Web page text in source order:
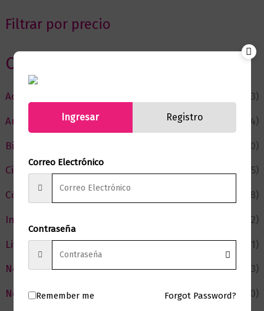
Filtrar por precio
Categorias
Actualidad
(53)
Autor del Mes
(4)
Bienestar
(230)
Ciencia y Conocimiento
(75)
Cómic y Fantasía
(88)
Infantil y Juvenil
(212)
Literatura
(371)
Negocios
(43)
Novedades
(110)
Ingresar Registro
Correo Electrónico
Contraseña
Remember me Forgot Password?